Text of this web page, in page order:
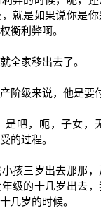
就是如果说你是
衡利弊啊。
全家移出去了。
阶级来说，他是要
是吧，呃，子女，
的过程。
孩三岁出去那那
级的十几岁出去
几岁的时候。